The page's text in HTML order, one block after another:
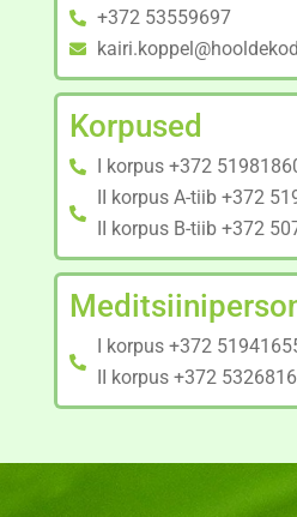
+372 53559697
Korpused
I korpus +372
II korpus A-tiib +372
II korpus B-tiib +372
I korpus +372
II korpus +372